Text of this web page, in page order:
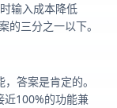
输入成本降低
的三分之一以下。
答案是肯定的。
近100%的功能兼